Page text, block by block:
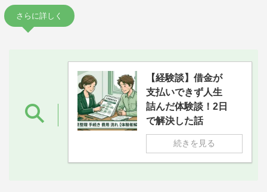
さらに詳しく
【経験談】借金が
支払いできず人生
詰んだ体験談！2日
で解決した話
続きを見る